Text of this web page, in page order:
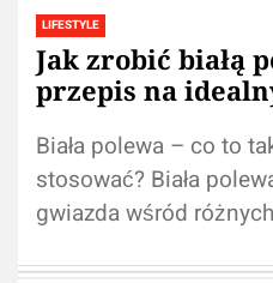
LIFESTYLE
Jak zrobić białą
przepis na
Biała polewa – co to
stosować? Biała
gwiazda wśród